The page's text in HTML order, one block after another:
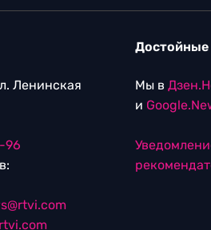
Ленинская
96
Достойные
Мы в
и